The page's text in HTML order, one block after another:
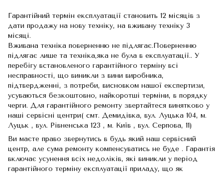
Гарантійний термін експлуатації становить 12 місяців з
дати продажу на нову техніку, на вживану техніку 3
місяці.
Вживана техніка поверненню не підлягає.Поверненню
підлягає лише та техніка,яка не була в експлуатації.. У
перебігу встановленого гарантійного терміну всі
несправності, що виникли з вини виробника,
підтвердженні, з потреби, висновком нашої експертизи,
усуваються безкоштовно, найкоротші терміни, в порядку
черги. Для гарантійного ремонту звертайтеся винятково у
наші сервісні центри( смт. Демидівка, вул. Луцька 104, м.
Луцьк , вул. Рівненська 123 , м. Київ , вул. Серпова, 11)
Ви маєте право звернутись в будь який наш сервісний
центр, але сума ремонту компенсуватись не буде . Гарантія
включає усунення всіх недоліків, які виникли у період
гарантійного терміну експлуатації приладу, що як